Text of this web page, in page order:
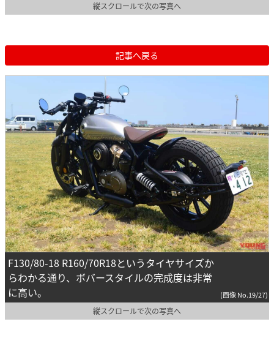
縦スクロールで次の写真へ
記事へ戻る
F130/80-18 R160/70R18というタイヤサイズか
らわかる通り、ボバースタイルの完成度は非常
に高い。
(画像 No.19/27)
縦スクロールで次の写真へ